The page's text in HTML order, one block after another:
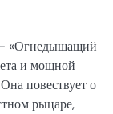
«Огнедышащий
и мощной
повествует о
рыцаре,